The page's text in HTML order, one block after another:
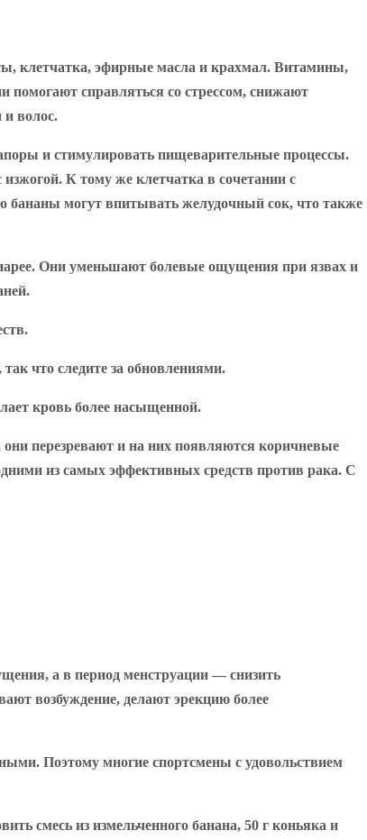
клетчатка, эфирные масла и крахмал. Витамины,
помогают справляться со стрессом, снижают
волос.
и стимулировать пищеварительные процессы.
К тому же клетчатка в сочетании с
бананы могут впитывать желудочный сок, что также
Они уменьшают болевые ощущения при язвах и
что следите за обновлениями.
кровь более насыщенной.
перезревают и на них появляются коричневые
из самых эффективных средств против рака. С
а в период менструации — снизить
возбуждение, делают эрекцию более
Поэтому многие спортсмены с удовольствием
смесь из измельченного банана, 50 г коньяка и